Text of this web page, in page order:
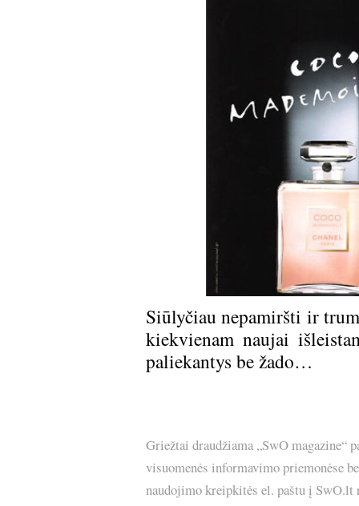
Siūlyčiau nepamiršti ir
kiekvienam naujai
paliekantys be žado…
Griežtai draudžiama „SwO magazine“
visuomenės informavimo priemonėse
naudojimo kreipkitės el. paštu į